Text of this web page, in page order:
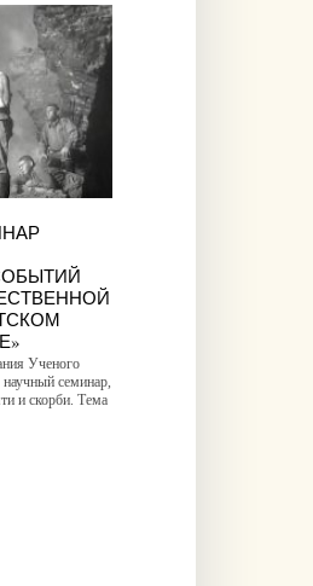
Ученого
семинар,
и скорби. Тема